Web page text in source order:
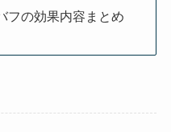
フの効果内容まとめ